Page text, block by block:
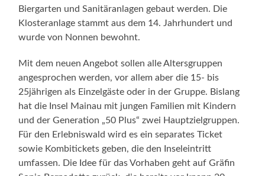
Biergarten und Sanitäranlagen gebaut werden. Die
Klosteranlage stammt aus dem 14. Jahrhundert und
wurde von Nonnen bewohnt.
Mit dem neuen Angebot sollen alle Altersgruppen
angesprochen werden, vor allem aber die 15- bis
25jährigen als Einzelgäste oder in der Gruppe. Bislang
hat die Insel Mainau mit jungen Familien mit Kindern
und der Generation „50 Plus“ zwei Hauptzielgruppen.
Für den Erlebniswald wird es ein separates Ticket
sowie Kombitickets geben, die den Inseleintritt
umfassen. Die Idee für das Vorhaben geht auf Gräfin